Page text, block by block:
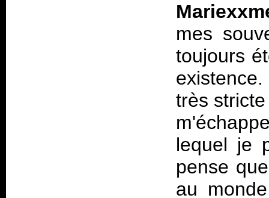
mes
toujours
très
lequel je
pense
au